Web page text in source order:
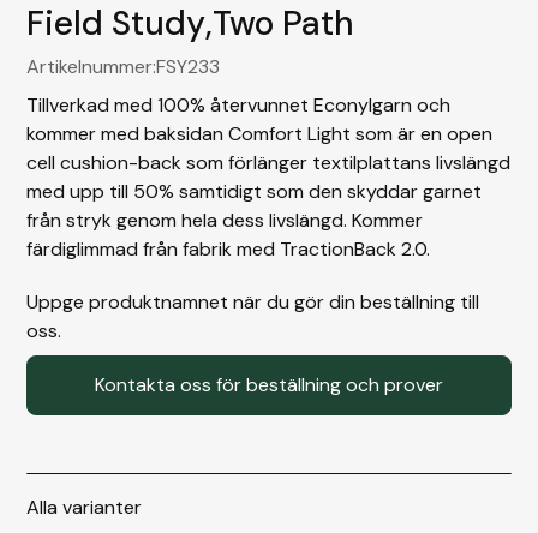
Field Study,Two Path
Artikelnummer:FSY233
Tillverkad med 100% återvunnet Econylgarn och
kommer med baksidan Comfort Light som är en open
cell cushion-back som förlänger textilplattans livslängd
med upp till 50% samtidigt som den skyddar garnet
från stryk genom hela dess livslängd. Kommer
färdiglimmad från fabrik med TractionBack 2.0.
Uppge produktnamnet när du gör din beställning till
oss.
Kontakta oss för beställning och prover
Alla varianter